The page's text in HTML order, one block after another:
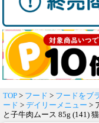
TOP > フード > フードをブ
ード > デイリーメニュー >
と子牛肉ムース 85g (141)